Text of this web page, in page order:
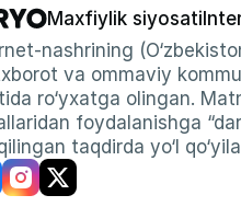
Maxfiylik siyosati
nashrining
va ommaviy
ro‘yxatga olingan.
foydalanishga
taqdirda yo‘l